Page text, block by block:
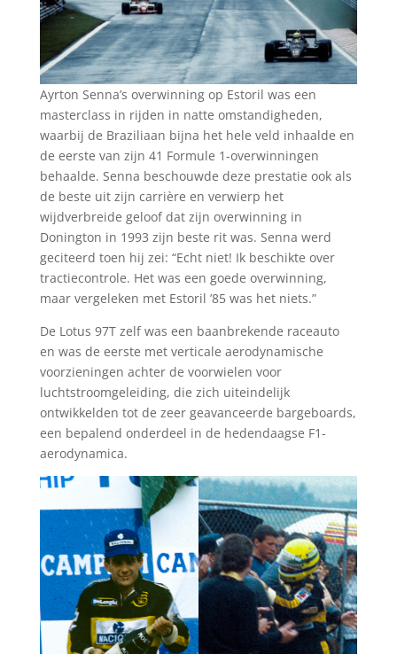
Ayrton Senna’s overwinning op Estoril was een
masterclass in rijden in natte omstandigheden,
waarbij de Braziliaan bijna het hele veld inhaalde en
de eerste van zijn 41 Formule 1-overwinningen
behaalde. Senna beschouwde deze prestatie ook als
de beste uit zijn carrière en verwierp het
wijdverbreide geloof dat zijn overwinning in
Donington in 1993 zijn beste rit was. Senna werd
geciteerd toen hij zei: “Echt niet! Ik beschikte over
tractiecontrole. Het was een goede overwinning,
maar vergeleken met Estoril ’85 was het niets.”
De Lotus 97T zelf was een baanbrekende raceauto
en was de eerste met verticale aerodynamische
voorzieningen achter de voorwielen voor
luchtstroomgeleiding, die zich uiteindelijk
ontwikkelden tot de zeer geavanceerde bargeboards,
een bepalend onderdeel in de hedendaagse F1-
aerodynamica.